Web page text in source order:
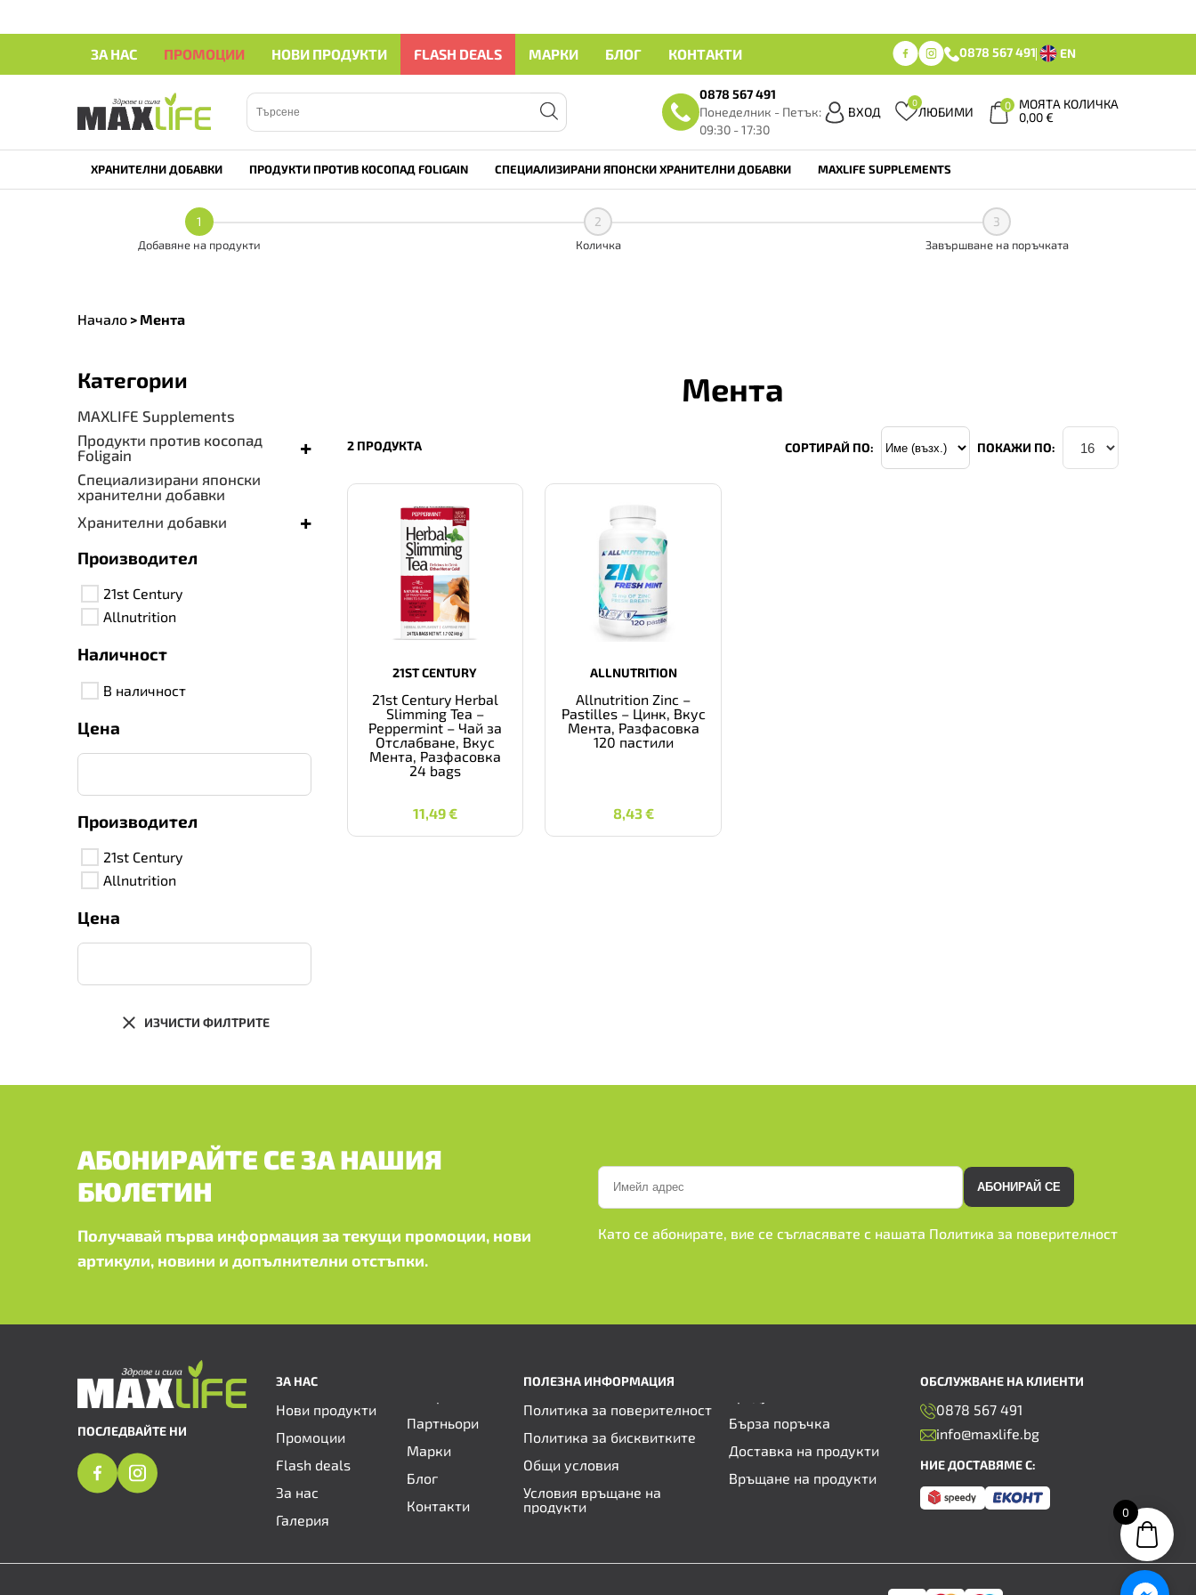
ЗА НАС ПРОМОЦИИ НОВИ ПРОДУКТИ FLASH DEALS МАРКИ БЛОГ КОНТАКТИ 0878 567 491 EN
0878 567 491
Понеделник - Петък:
09:30 - 17:30
ВХОД
0
ЛЮБИМИ 0
МОЯТА КОЛИЧКА
0,00€
ХРАНИТЕЛНИ ДОБАВКИ ПРОДУКТИ ПРОТИВ КОСОПАД FOLIGAIN СПЕЦИАЛИЗИРАНИ ЯПОНСКИ ХРАНИТЕЛНИ ДОБАВКИ MAXLIFE SUPPLEMENTS
1
Добавяне на продукти
2
Количка
3
Завършване на поръчката
Начало > Мента
Категории
MAXLIFE Supplements
Продукти против косопад
Foligain
+
Специализирани японски
хранителни добавки
Хранителни добавки
+
Производител
21st Century
Allnutrition
Наличност
В наличност
Цена
Производител
21st Century
Allnutrition
Цена
ИЗЧИСТИ ФИЛТРИТЕ
Мента
2 ПРОДУКТА СОРТИРАЙ ПО: ПОКАЖИ ПО:
21ST CENTURY
21st Century Herbal
Slimming Tea –
Peppermint – Чай за
Отслабване, Вкус
Мента, Разфасовка
24 bags
11,49€
11,49 €
ALLNUTRITION
Allnutrition Zinc –
Pastilles – Цинк, Вкус
Мента, Разфасовка
120 пастили
8,43€
8,43 €
АБОНИРАЙТЕ СЕ ЗА НАШИЯ
БЮЛЕТИН
Получавай първа информация за текущи промоции, нови
артикули, новини и допълнителни отстъпки.
АБОНИРАЙ СЕ
Като се абонирате, вие се съгласявате с нашата Политика за поверителност
ПОСЛЕДВАЙТЕ НИ
ЗА НАС
Нови продукти
Промоции
Flash deals
За нас
Галерия
Партньори
Марки
Блог
Контакти
ПОЛЕЗНА ИНФОРМАЦИЯ
Политика за поверителност
Политика за бисквитките
Общи условия
Условия връщане на
продукти
Бърза поръчка
Доставка на продукти
Връщане на продукти
ОБСЛУЖВАНЕ НА КЛИЕНТИ
0878 567 491
info@maxlife.bg
НИЕ ДОСТАВЯМЕ С:
0